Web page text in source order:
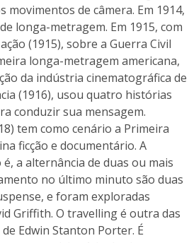
movimentos de câmera. Em 1914,
longa-metragem. Em 1915, com
(1915), sobre a Guerra Civil
longa-metragem americana,
da indústria cinematográfica de
(1916), usou quatro histórias
conduzir sua mensagem.
tem como cenário a Primeira
ficção e documentário. A
a alternância de duas ou mais
no último minuto são duas
e foram exploradas
Griffith. O travelling é outra das
Edwin Stanton Porter. É